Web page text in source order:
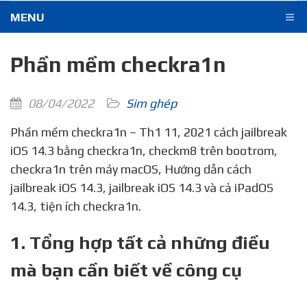
MENU
Phần mềm checkra1n
08/04/2022
Sim ghép
Phần mềm checkra1n – Th1 11, 2021 cách jailbreak
iOS 14.3 bằng checkra1n, checkm8 trên bootrom,
checkra1n trên máy macOS, Hướng dẫn cách
jailbreak iOS 14.3, jailbreak iOS 14.3 và cả iPadOS
14.3, tiện ích checkra1n.
1. Tổng hợp tất cả những điều
mà bạn cần biết về công cụ